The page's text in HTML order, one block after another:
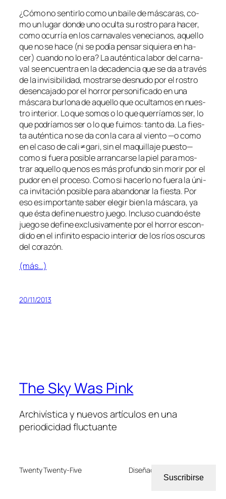
¿Cómo no sen­tir­lo co­mo un bai­le de más­ca­ras, co­
mo un lu­gar don­de uno ocul­ta su ros­tro pa­ra ha­cer,
co­mo ocu­rría en los car­na­va­les ve­ne­cia­nos, aque­llo
que no se ha­ce (ni se po­día pen­sar si­quie­ra en ha­
cer) cuan­do no lo era? La au­tén­ti­ca la­bor del car­na­
val se en­cuen­tra en la de­ca­den­cia que se da a tra­vés
de la in­vi­si­bi­li­dad, mos­trar­se des­nu­do por el ros­tro
des­en­ca­ja­do por el ho­rror per­so­ni­fi­ca­do en una
más­ca­ra bur­lo­na de aque­llo que ocul­ta­mos en nues­
tro in­te­rior. Lo que so­mos o lo que que­rría­mos ser, lo
que po­dría­mos ser o lo que fui­mos: tan­to da. La fies­
ta au­tén­ti­ca no se da con la ca­ra al vien­to —o co­mo
en el ca­so de cali≠gari, sin el ma­qui­lla­je pues­to—
co­mo si fue­ra po­si­ble arran­car­se la piel pa­ra mos­
trar aque­llo que nos es más pro­fun­do sin mo­rir por el
pu­dor en el pro­ce­so. Como si ha­cer­lo no fue­ra la úni­
ca in­vi­ta­ción po­si­ble pa­ra aban­do­nar la fies­ta. Por
eso es im­por­tan­te sa­ber ele­gir bien la más­ca­ra, ya
que és­ta de­fi­ne nues­tro jue­go. Incluso cuan­do és­te
jue­go se de­fi­ne ex­clu­si­va­men­te por el ho­rror es­con­
di­do en el in­fi­ni­to es­pa­cio in­te­rior de los ríos os­cu­ros
del corazón.
(más…)
20/11/2013
The Sky Was Pink
Archivística y nuevos artículos en una
periodicidad fluctuante
Twenty Twenty-Five Diseñado con
Suscribirse